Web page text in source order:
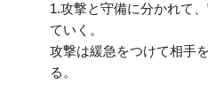
1.攻撃と守備に分かれて
ていく。
攻撃は緩急をつけて相手
る。